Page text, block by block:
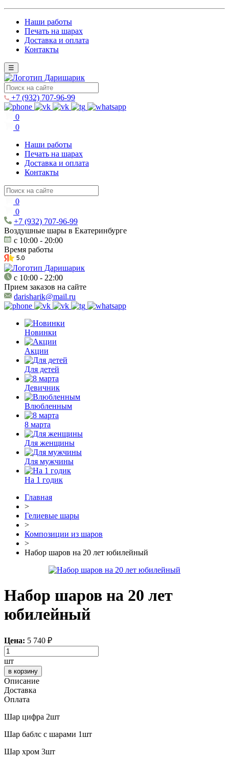
Наши работы
Печать на шарах
Доставка и оплата
Контакты
☰
+7 (932) 707-96-99
0
0
Наши работы
Печать на шарах
Доставка и оплата
Контакты
0
0
+7 (932) 707-96-99
Воздушные шары в Екатеринбурге
c 10:00 - 20:00
Время работы
c 10:00 - 22:00
Прием заказов на сайте
darisharik@mail.ru
Новинки
Акции
Для детей
Девичник
Влюбленным
8 марта
Для женщины
Для мужчины
На 1 годик
Главная
>
Гелиевые шары
>
Композиции из шаров
>
Набор шаров на 20 лет юбилейный
Набор шаров на 20 лет
юбилейный
Цена: 5 740 ₽
шт
в корзину
Описание
Доставка
Оплата
Шар цифра 2шт
Шар баблс с шарами 1шт
Шар хром 3шт